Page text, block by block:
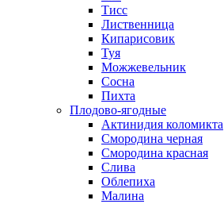
Тисс
Лиственница
Кипарисовик
Туя
Можжевельник
Сосна
Пихта
Плодово-ягодные
Актинидия коломикта
Смородина черная
Смородина красная
Слива
Облепиха
Малина